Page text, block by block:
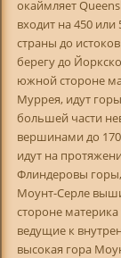
окаймляет
входит на 450
страны до
берегу до
южной стороне
Муррея, идут
большей части
вершинами до
идут на
Флиндеровы
Моунт-Серле
стороне
ведущие к
высокая гора